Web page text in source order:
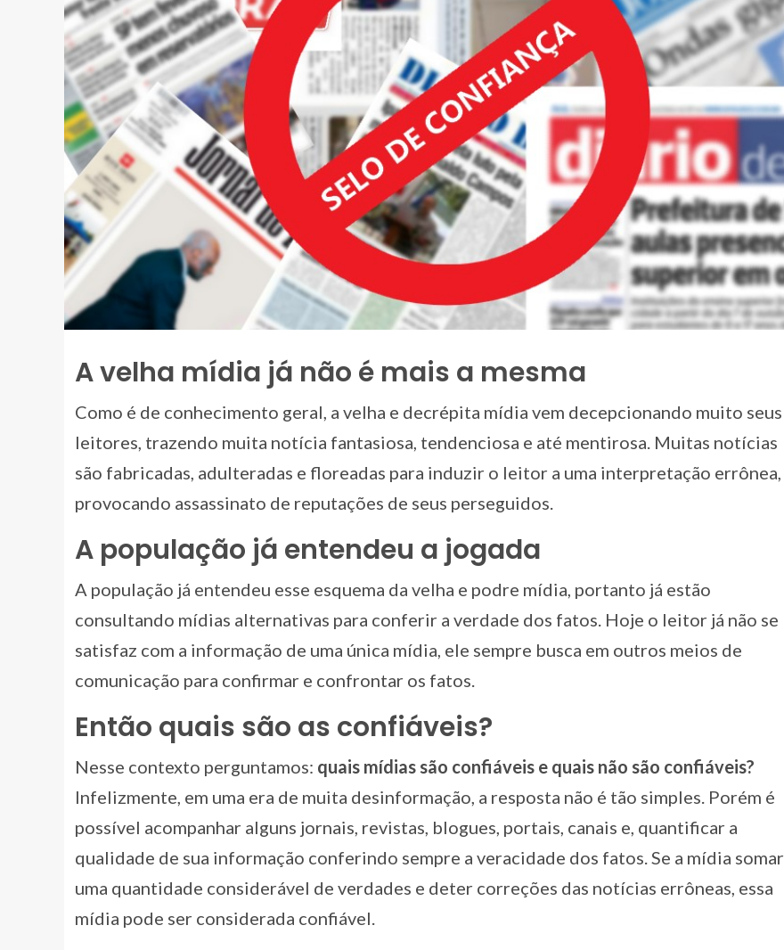
A velha mídia já não é mais a mesma
Como é de conhecimento geral, a velha e decrépita mídia vem decepcionando muito seus
leitores, trazendo muita notícia fantasiosa, tendenciosa e até mentirosa. Muitas notícias
são fabricadas, adulteradas e floreadas para induzir o leitor a uma interpretação errônea,
provocando assassinato de reputações de seus perseguidos.
A população já entendeu a jogada
A população já entendeu esse esquema da velha e podre mídia, portanto já estão
consultando mídias alternativas para conferir a verdade dos fatos. Hoje o leitor já não se
satisfaz com a informação de uma única mídia, ele sempre busca em outros meios de
comunicação para confirmar e confrontar os fatos.
Então quais são as confiáveis?
Nesse contexto perguntamos: quais mídias são confiáveis e quais não são confiáveis?
Infelizmente, em uma era de muita desinformação, a resposta não é tão simples. Porém é
possível acompanhar alguns jornais, revistas, blogues, portais, canais e, quantificar a
qualidade de sua informação conferindo sempre a veracidade dos fatos. Se a mídia somar
uma quantidade considerável de verdades e deter correções das notícias errôneas, essa
mídia pode ser considerada confiável.